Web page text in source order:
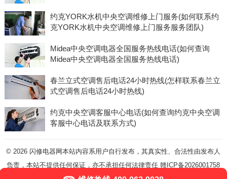
约克YORK水机中央空调维修上门服务(如何联系约
克YORK水机中央空调维修上门服务服务团队)
Midea中央空调电器全国服务热线电话(如何查询
Midea中央空调电器全国服务热线电话)
春兰立式空调售后电话24小时热线(怎样联系春兰立
式空调售后电话24小时热线)
约克中央空调客服中心电话(如何查询约克中央空调
客服中心电话及联系方式)
© 2026 闪修电器网本站内容系用户自行发布，其真实性、合法性由发布人
负责，本站不提供任何保证，亦不承担任何法律责任 赣ICP备2026001758